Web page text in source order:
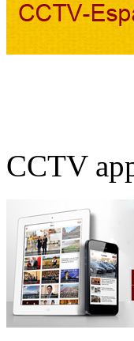
CCTV